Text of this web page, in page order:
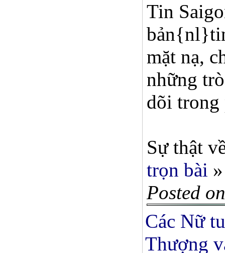
Tin
mặt nạ,
những
dõi trong
Sự thật
trọn bài »
Posted
Các Nữ
Thượng